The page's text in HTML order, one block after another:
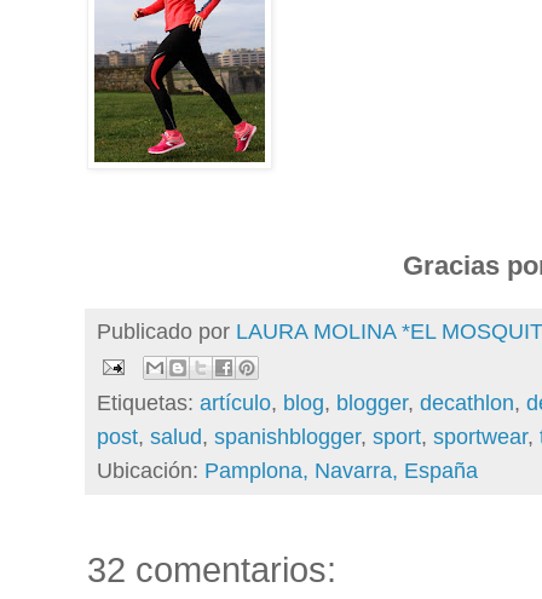
Gracias
Publicado por LAURA MOLINA *EL
Etiquetas: artículo, blog, blogger, decathlon,
post, salud, spanishblogger, sport, sportwear,
Ubicación: Pamplona, Navarra, España
32 comentarios: